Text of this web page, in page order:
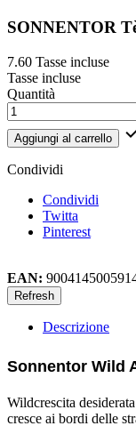
SONNENTOR
7.60 Tasse incluse
Tasse incluse
Quantità
Aggiungi al carrello
Condividi
Condividi
Twitta
Pinterest
EAN:
Descrizione
Sonnentor Wild
Wildcrescita
cresce ai bordi delle